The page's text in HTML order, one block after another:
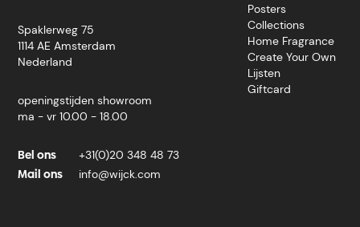
Spaklerweg 75
1114 AE Amsterdam
Nederland
openingstijden showroom
ma - vr 10.00 - 18.00
Bel ons +31(0)20 348 48 73
Mail ons info@wijck.com
Posters
Collections
Home Fragrance
Create Your Own
Lijsten
Giftcard